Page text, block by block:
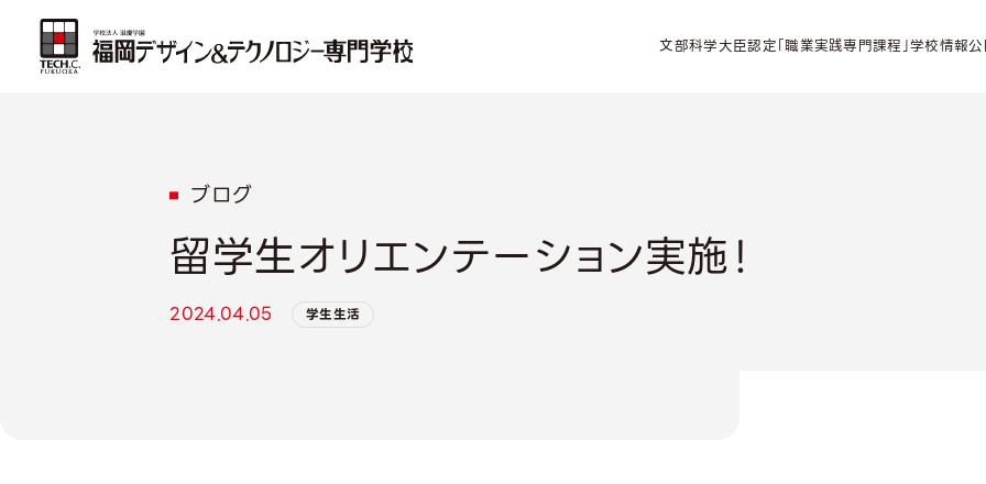
文部科学大臣認定「職業実践専門課程」学校情報
ブログ
留学生オリエンテーション実施！
2024.04.05 学生生活